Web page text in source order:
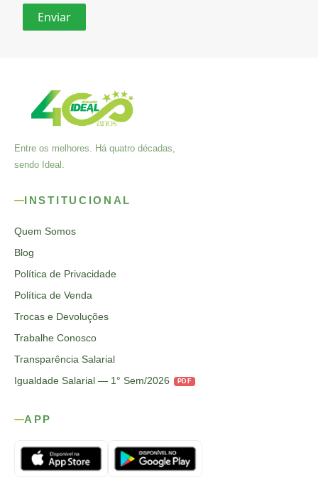
Entre os melhores. Há quatro décadas,
sendo Ideal.
INSTITUCIONAL
Quem Somos
Blog
Política de Privacidade
Política de Venda
Trocas e Devoluções
Trabalhe Conosco
Transparência Salarial
Igualdade Salarial — 1° Sem/2026
PDF
APP